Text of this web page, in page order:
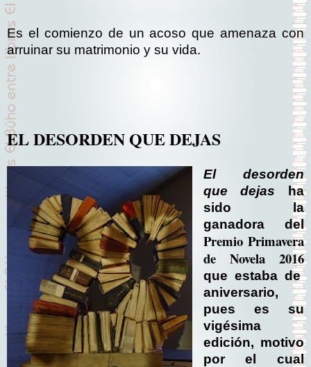
Es el comienzo de un acoso que amenaza con
arruinar su matrimonio y su vida.
EL DESORDEN QUE DEJAS
El desorden
que dejas ha
sido la
ganadora del
Premio Primavera
de Novela 2016
que estaba de
aniversario,
pues es su
vigésima
edición, motivo
por el cual